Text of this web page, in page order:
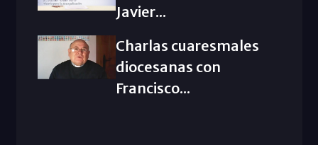
Javier...
Charlas cuaresmales
diocesanas con
Francisco...